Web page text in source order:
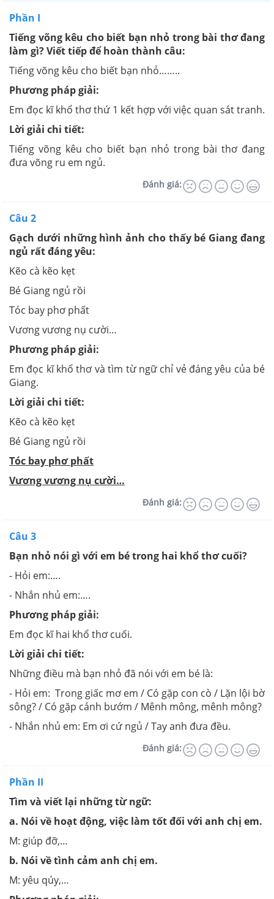
Phần I
Tiếng võng kêu cho biết bạn nhỏ trong bài thơ đang
làm gì? Viết tiếp để hoàn thành câu:
Tiếng võng kêu cho biết bạn nhỏ……..
Phương pháp giải:
Em đọc kĩ khổ thơ thứ 1 kết hợp với việc quan sát tranh.
Lời giải chi tiết:
Tiếng võng kêu cho biết bạn nhỏ trong bài thơ đang
đưa võng ru em ngủ.
Đánh giá:
Câu 2
Gạch dưới những hình ảnh cho thấy bé Giang đang
ngủ rất đáng yêu:
Kẽo cà kẽo kẹt
Bé Giang ngủ rồi
Tóc bay phơ phất
Vương vương nụ cười…
Phương pháp giải:
Em đọc kĩ khổ thơ và tìm từ ngữ chỉ vẻ đáng yêu của bé
Giang.
Lời giải chi tiết:
Kẽo cà kẽo kẹt
Bé Giang ngủ rồi
Tóc bay phơ phất
Vương vương nụ cười…
Đánh giá:
Câu 3
Bạn nhỏ nói gì với em bé trong hai khổ thơ cuối?
- Hỏi em:….
- Nhắn nhủ em:….
Phương pháp giải:
Em đọc kĩ hai khổ thơ cuối.
Lời giải chi tiết:
Những điều mà bạn nhỏ đã nói với em bé là:
- Hỏi em: Trong giấc mơ em / Có gặp con cò / Lặn lội bờ
sông? / Có gặp cánh bướm / Mênh mông, mênh mông?
- Nhắn nhủ em: Em ơi cứ ngủ / Tay anh đưa đều.
Đánh giá:
Phần II
Tìm và viết lại những từ ngữ:
a. Nói về hoạt động, việc làm tốt đối với anh chị em.
M: giúp đỡ,…
b. Nói về tình cảm anh chị em.
M: yêu qúy,…